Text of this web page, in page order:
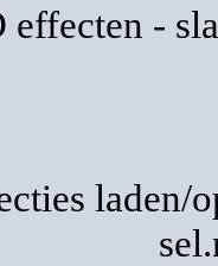
effecten -
laden/